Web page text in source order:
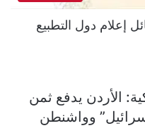
إعلام دول التطبيع
الأردن يدفع ثمن
وواشنطن